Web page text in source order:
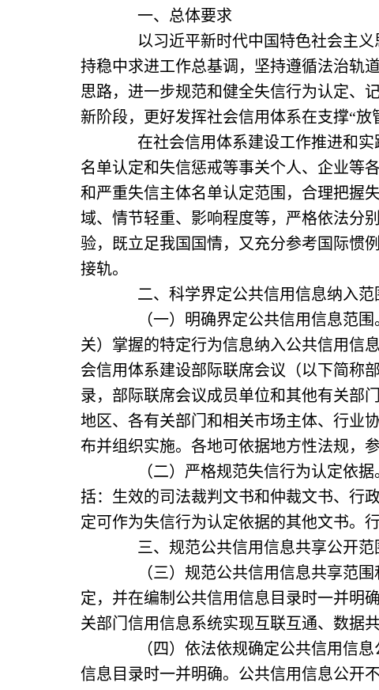
一、总体要求
以习近平新时代中国特色社会主义
持稳中求进工作总基调，坚持遵循法治轨
思路，进一步规范和健全失信行为认定、
新阶段，更好发挥社会信用体系在支撑“
在社会信用体系建设工作推进和实
名单认定和失信惩戒等事关个人、企业等
和严重失信主体名单认定范围，合理把握
域、情节轻重、影响程度等，严格依法分
验，既立足我国国情，又充分参考国际惯
接轨。
二、科学界定公共信用信息纳入范
（一）明确界定公共信用信息范围
关）掌握的特定行为信息纳入公共信用信
会信用体系建设部际联席会议（以下简称
录，部际联席会议成员单位和其他有关部
地区、各有关部门和相关市场主体、行业
布并组织实施。各地可依据地方性法规，
（二）严格规范失信行为认定依据
括：生效的司法裁判文书和仲裁文书、行
定可作为失信行为认定依据的其他文书。
三、规范公共信用信息共享公开范
（三）规范公共信用信息共享范围
定，并在编制公共信用信息目录时一并明
关部门信用信息系统实现互联互通、数据
（四）依法依规确定公共信用信息
信息目录时一并明确。公共信用信息公开